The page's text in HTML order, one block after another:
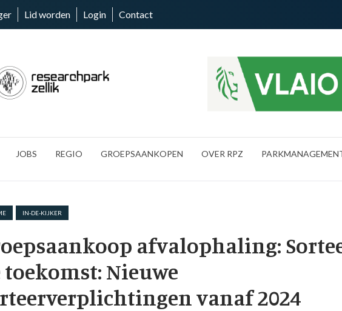
Lid worden Login Contact
JOBS REGIO GROEPSAANKOPEN OVER RPZ
IN-DE-KIJKER
afvalophaling:
toekomst: Nieuwe
vanaf 2024